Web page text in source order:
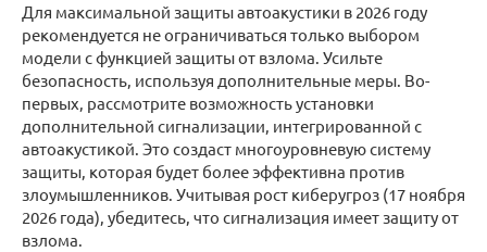
Для максимальной защиты автоакустики в 2026 году
рекомендуется не ограничиваться только выбором
модели с функцией защиты от взлома. Усильте
безопасность, используя дополнительные меры. Во-
первых, рассмотрите возможность установки
дополнительной сигнализации, интегрированной с
автоакустикой. Это создаст многоуровневую систему
защиты, которая будет более эффективна против
злоумышленников. Учитывая рост киберугроз (17 ноября
2026 года), убедитесь, что сигнализация имеет защиту от
взлома.